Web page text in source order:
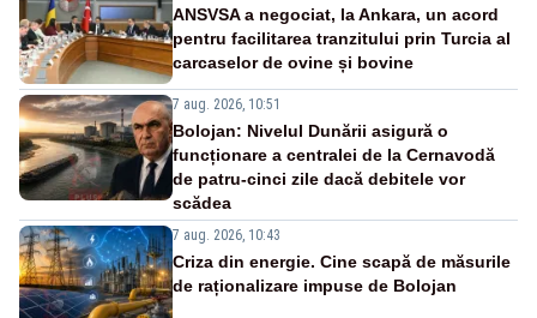
ANSVSA a negociat, la Ankara, un acord
pentru facilitarea tranzitului prin Turcia al
carcaselor de ovine și bovine
7 aug. 2026, 10:51
Bolojan: Nivelul Dunării asigură o
funcționare a centralei de la Cernavodă
de patru-cinci zile dacă debitele vor
scădea
7 aug. 2026, 10:43
Criza din energie. Cine scapă de măsurile
de raționalizare impuse de Bolojan